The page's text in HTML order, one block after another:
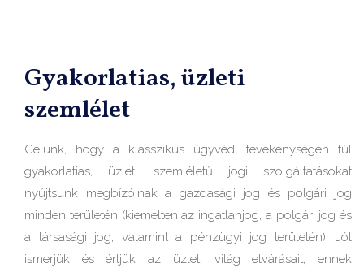
Gyakorlatias, üzleti
szemlélet
Célunk, hogy a klasszikus ügyvédi tevékenységen túl
gyakorlatias, üzleti szemléletű jogi szolgáltatásokat
nyújtsunk megbízóinak a gazdasági jog és polgári jog
minden területén (kiemelten az ingatlanjog, a polgári jog és
a társasági jog, valamint a pénzügyi jog területén). Jól
ismerjük és értjük az üzleti világ elvárásait, ennek